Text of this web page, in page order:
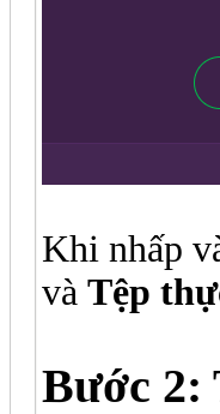
Khi nhấp
và Tệp
Bước 2: